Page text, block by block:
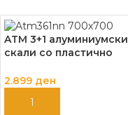
ATM 3+1 алуминиумски
скали со пластично
2.899 ден
ДОДАЈ ВО КОШНИЦА